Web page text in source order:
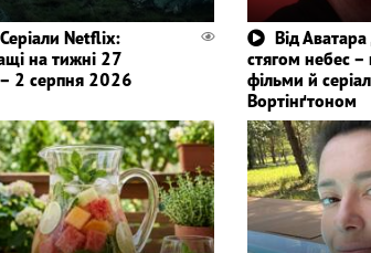
Серіали Netflix:
на тижні 27
2 серпня 2026
Від
стягом небес
фільми й
Вортінґтоном